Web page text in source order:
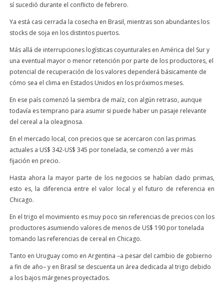
sí sucedió durante el conflicto de febrero.
Ya está casi cerrada la cosecha en Brasil, mientras son abundantes los
stocks de soja en los distintos puertos.
Más allá de interrupciones logísticas coyunturales en América del Sur y
una eventual mayor o menor retención por parte de los productores, el
potencial de recuperación de los valores dependerá básicamente de
cómo sea el clima en Estados Unidos en los próximos meses.
En ese país comenzó la siembra de maíz, con algún retraso, aunque
todavía es temprano para asumir si puede haber un pasaje relevante
del cereal a la oleaginosa.
En el mercado local, con precios que se acercaron con las primas
actuales a US$ 342-US$ 345 por tonelada, se comenzó a ver más
fijación en precio.
Hasta ahora la mayor parte de los negocios se habían dado primas,
esto es, la diferencia entre el valor local y el futuro de referencia en
Chicago.
En el trigo el movimiento es muy poco sin referencias de precios con los
productores asumiendo valores de menos de US$ 190 por tonelada
tomando las referencias de cereal en Chicago.
Tanto en Uruguay como en Argentina –a pesar del cambio de gobierno
a fin de año– y en Brasil se descuenta un área dedicada al trigo debido
a los bajos márgenes proyectados.